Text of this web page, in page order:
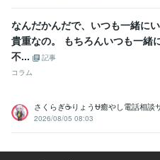
なんだかんだで、いつも一緒に
貴重なの。 もちろんいつも一緒
不...
記事
コラム
さくらぎ☕りょう⛎癒やし電話相談
2026/08/05 08:03